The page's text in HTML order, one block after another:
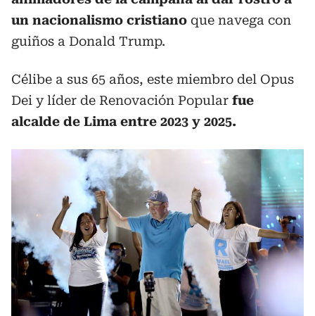
un nacionalismo cristiano que navega con
guiños a Donald Trump.
Célibe a sus 65 años, este miembro del Opus
Dei y líder de Renovación Popular fue
alcalde de Lima entre 2023 y 2025.